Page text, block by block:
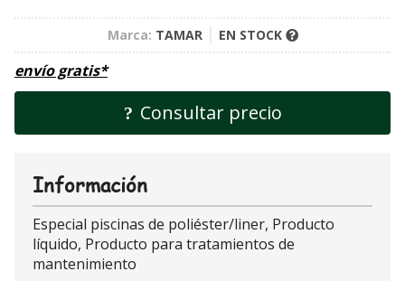
Marca: TAMAR EN STOCK
envío gratis*
Consultar precio
Información
Especial piscinas de poliéster/liner, Producto
líquido, Producto para tratamientos de
mantenimiento